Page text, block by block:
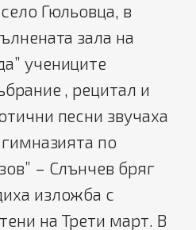
Гюльовца, в
зала на
учениците
, рецитал и
песни звучаха
по
– Слънчев бряг
изложба с
на Трети март. В